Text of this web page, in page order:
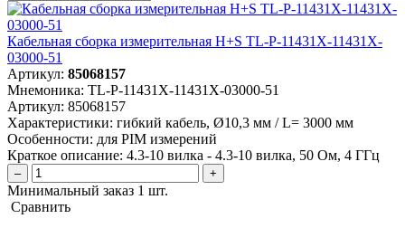
Кабельная сборка измерительная H+S TL-P-11431X-11431X-
03000-51
Артикул: 85068157
Мнемоника: TL-P-11431X-11431X-03000-51
Артикул: 85068157
Характеристики: гибкий кабель, Ø10,3 мм / L= 3000 мм
Особенности: для PIM измерений
Краткое описание: 4.3-10 вилка - 4.3-10 вилка, 50 Ом, 4 ГГц
– +
Минимальный заказ 1 шт.
Сравнить